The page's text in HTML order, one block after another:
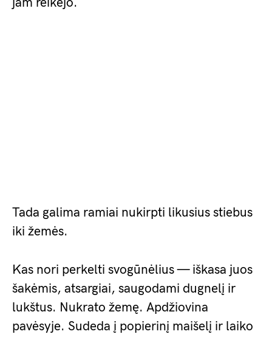
Tada galima ramiai nukirpti likusius stiebus
iki žemės.
Kas nori perkelti svogūnėlius — iškasa juos
šakėmis, atsargiai, saugodami dugnelį ir
lukštus. Nukrato žemę. Apdžiovina
pavėsyje. Sudeda į popierinį maišelį ir laiko